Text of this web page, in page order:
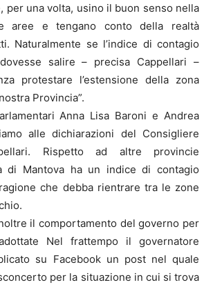
per una volta, usino il buon senso nella
aree e tengano conto della realtà
Naturalmente se l’indice di contagio
salire – precisa Cappellari –
protestare l’estensione della zona
Provincia”.
Anna Lisa Baroni e Andrea
alle dichiarazioni del Consigliere
Rispetto ad altre provincie
di Mantova ha un indice di contagio
che debba rientrare tra le zone
il comportamento del governo per
Nel frattempo il governatore
su Facebook un post nel quale
per la situazione in cui si trova